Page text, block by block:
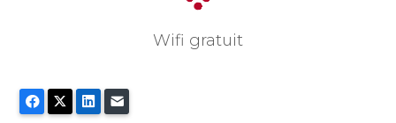
Wifi gratuit
Facebook LinkedIn